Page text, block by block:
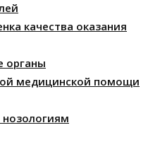
качества оказания
органы
медицинской помощи
нозологиям